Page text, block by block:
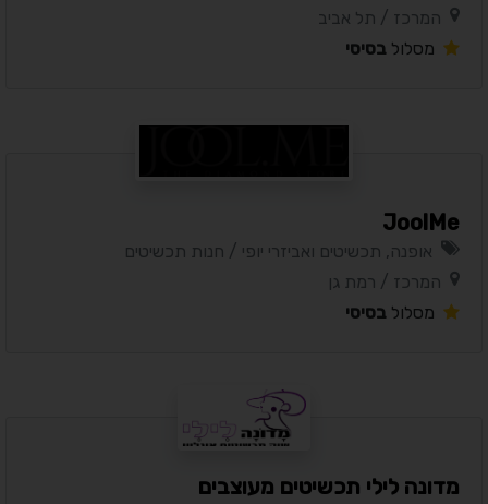
המרכז / תל אביב
מסלול בסיסי
JoolMe
אופנה, תכשיטים ואביזרי יופי / חנות תכשיטים
המרכז / רמת גן
מסלול בסיסי
מדונה לילי תכשיטים מעוצבים